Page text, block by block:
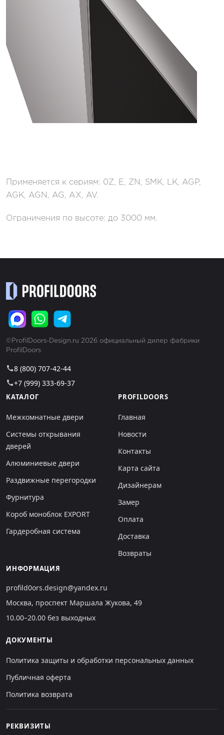
Применяется к сериям: 0Z, E, ZN, SMK, LK, AGP,
AGK, AGN, AG, AX, AV.
Ограничения по высоте: до 3000 мм.
©ProfilDoors-Design.ru 2026 официальный дилер фабрики
ProfilDoors
call8 (800) 707-42-44
call+7 (999) 333-69-37
КАТАЛОГ
Межкомнатные двери
Системы открывания
дверей
Алюминиевые двери
Раздвижные перегородки
Фурнитура
Короб моноблок EXPORT
Гардеробная система
PROFILDOORS
Главная
Новости
Контакты
Карта сайта
Дизайнерам
Замер
Оплата
Доставка
Возвраты
ИНФОРМАЦИЯ
profild0ors.design@yandex.ru
Москва, проспект Маршала Жукова, 49
10.00–20.00 без выходных
ДОКУМЕНТЫ
Политика защиты и обработки персональных данных
Публичная оферта
Политика возврата
РЕКВИЗИТЫ